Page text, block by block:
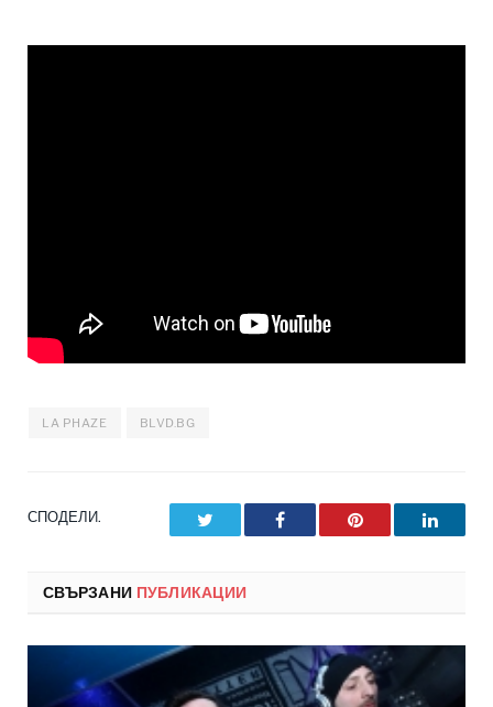
LA PHAZE BLVD.BG
СПОДЕЛИ. Facebook Pinterest
СВЪРЗАНИ ПУБЛИКАЦИИ